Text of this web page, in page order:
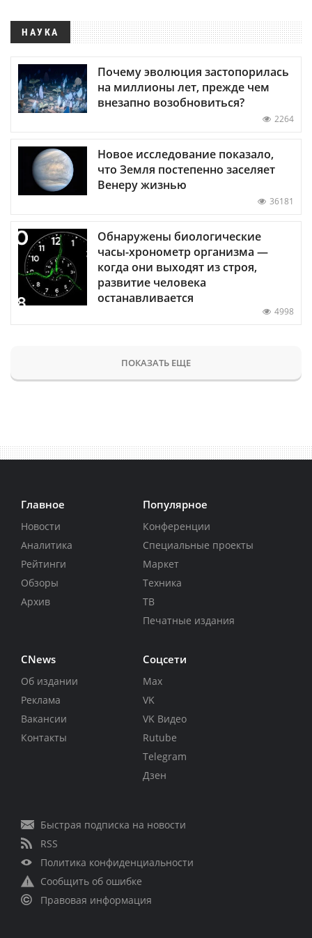
НАУКА
Почему эволюция застопорилась
на миллионы лет, прежде чем
внезапно возобновиться?
2264
Новое исследование показало,
что Земля постепенно заселяет
Венеру жизнью
36181
Обнаружены биологические
часы-хронометр организма —
когда они выходят из строя,
развитие человека
останавливается
4998
ПОКАЗАТЬ ЕЩЕ
Главное
Новости
Аналитика
Рейтинги
Обзоры
Архив
Популярное
Конференции
Специальные проекты
Маркет
Техника
ТВ
Печатные издания
CNews
Об издании
Реклама
Вакансии
Контакты
Соцсети
Max
VK
VK Видео
Rutube
Telegram
Дзен
Быстрая подписка на новости
RSS
Политика конфиденциальности
Сообщить об ошибке
Правовая информация